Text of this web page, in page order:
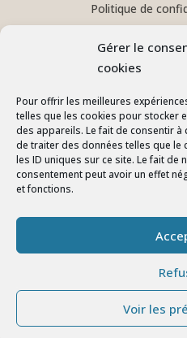
Gérer le
cookies
Pour offrir les meilleures
telles que les cookies pour stocker
des appareils. Le fait de consentir
de traiter des données telles que le
les ID uniques sur ce site. Le fait
consentement peut avoir un effet
et fonctions.
Voir les
Politique de
Suivez-
Copyright © 2026
architecte d'intérieur.
Un site créé parOH